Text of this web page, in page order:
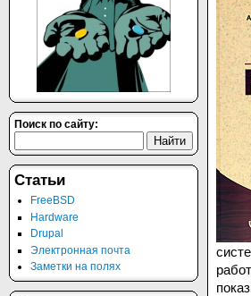
Поиск по сайту:
Статьи
FreeBSD
Hardware
Drupal
Электронная почта
Заметки на полях